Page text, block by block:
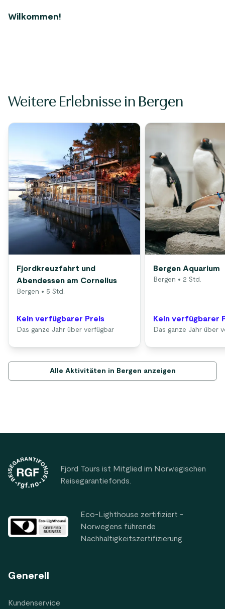
Wilkommen!
Weitere Erlebnisse in Bergen
Fjordkreuzfahrt und
Abendessen am Cornelius
Bergen • 5 Std.
Kein verfügbarer Preis
Das ganze Jahr über verfügbar
Bergen Aquarium
Bergen • 2 Std.
Kein verfügbarer
Das ganze Jahr über
Alle Aktivitäten in Bergen anzeigen
Fjord Tours ist Mitglied im Norwegischen
Reisegarantiefonds.
Eco-Lighthouse zertifiziert -
Norwegens führende
Nachhaltigkeitszertifizierung.
Generell
Kundenservice